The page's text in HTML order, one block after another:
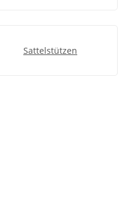
Sattelstützen